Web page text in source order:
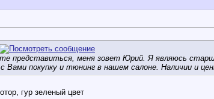
представиться, меня зовет Юрий. Я являюсь
Вами покупку и тюнинг в нашем салоне. Наличии и
гур зеленый цвет